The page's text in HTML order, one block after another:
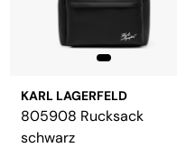
KARL LAGERFELD
805908 Rucksack
schwarz